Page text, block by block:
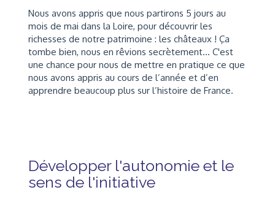
Nous avons appris que nous partirons 5 jours au
mois de mai dans la Loire, pour découvrir les
richesses de notre patrimoine : les châteaux ! Ça
tombe bien, nous en rêvions secrètement... C'est
une chance pour nous de mettre en pratique ce que
nous avons appris au cours de l’année et d’en
apprendre beaucoup plus sur l’histoire de France.
Développer l'autonomie et le
sens de l'initiative